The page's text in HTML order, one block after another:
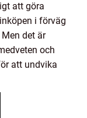
att göra
i förväg
det är
och
att undvika